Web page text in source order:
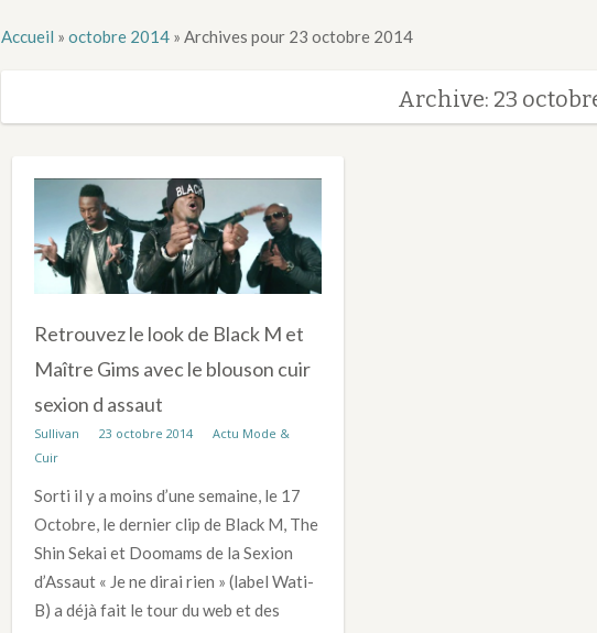
Accueil » octobre 2014 » Archives pour 23 octobre 2014
Archive: 23
Retrouvez le look de Black M et
Maître Gims avec le blouson cuir
sexion d assaut
Sullivan 23 octobre 2014
Actu Mode &
Cuir
Sorti il y a moins d’une semaine, le 17
Octobre, le dernier clip de Black M, The
Shin Sekai et Doomams de la Sexion
d’Assaut « Je ne dirai rien » (label Wati-
B) a déjà fait le tour du web et des